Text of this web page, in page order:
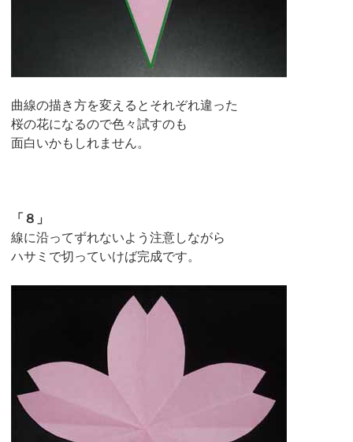
曲線の描き方を変えるとそれぞれ違った
桜の花になるので色々試すのも
面白いかもしれません。
「８」
線に沿ってずれないよう注意しながら
ハサミで切っていけば完成です。